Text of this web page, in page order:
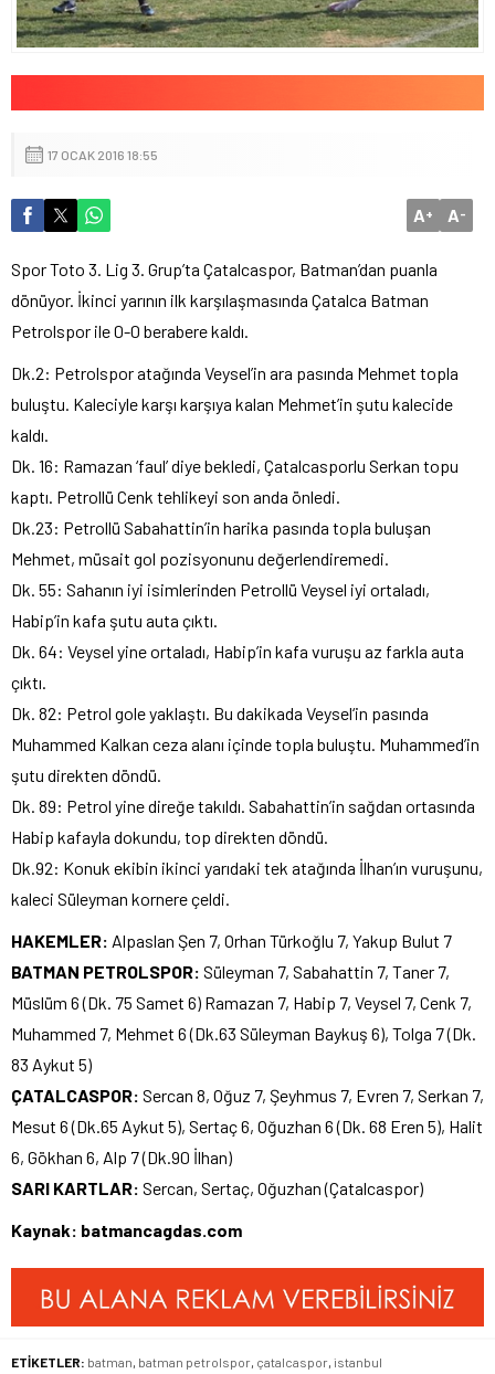
17 OCAK 2016 18:55
A+ A-
Spor Toto 3. Lig 3. Grup’ta Çatalcaspor, Batman’dan puanla
dönüyor. İkinci yarının ilk karşılaşmasında Çatalca Batman
Petrolspor ile 0-0 berabere kaldı.
Dk.2: Petrolspor atağında Veysel’in ara pasında Mehmet topla
buluştu. Kaleciyle karşı karşıya kalan Mehmet’in şutu kalecide
kaldı.
Dk. 16: Ramazan ‘faul’ diye bekledi, Çatalcasporlu Serkan topu
kaptı. Petrollü Cenk tehlikeyi son anda önledi.
Dk.23: Petrollü Sabahattin’in harika pasında topla buluşan
Mehmet, müsait gol pozisyonunu değerlendiremedi.
Dk. 55: Sahanın iyi isimlerinden Petrollü Veysel iyi ortaladı,
Habip’in kafa şutu auta çıktı.
Dk. 64: Veysel yine ortaladı, Habip’in kafa vuruşu az farkla auta
çıktı.
Dk. 82: Petrol gole yaklaştı. Bu dakikada Veysel‘in pasında
Muhammed Kalkan ceza alanı içinde topla buluştu. Muhammed’in
şutu direkten döndü.
Dk. 89: Petrol yine direğe takıldı. Sabahattin’in sağdan ortasında
Habip kafayla dokundu, top direkten döndü.
Dk.92: Konuk ekibin ikinci yarıdaki tek atağında İlhan’ın vuruşunu,
kaleci Süleyman kornere çeldi.
HAKEMLER: Alpaslan Şen 7, Orhan Türkoğlu 7, Yakup Bulut 7
BATMAN PETROLSPOR: Süleyman 7, Sabahattin 7, Taner 7,
Müslüm 6 (Dk. 75 Samet 6) Ramazan 7, Habip 7, Veysel 7, Cenk 7,
Muhammed 7, Mehmet 6 (Dk.63 Süleyman Baykuş 6), Tolga 7 (Dk.
83 Aykut 5)
ÇATALCASPOR: Sercan 8, Oğuz 7, Şeyhmus 7, Evren 7, Serkan 7,
Mesut 6 (Dk.65 Aykut 5), Sertaç 6, Oğuzhan 6 (Dk. 68 Eren 5), Halit
6, Gökhan 6, Alp 7 (Dk.90 İlhan)
SARI KARTLAR: Sercan, Sertaç, Oğuzhan (Çatalcaspor)
Kaynak: batmancagdas.com
ETİKETLER: batman batman petrolspor çatalcaspor istanbul